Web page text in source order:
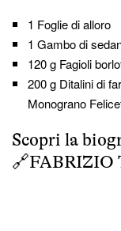
1 Foglie di alloro
1 Gambo di
120 g Fagioli
200 g Ditalini di
Monograno
Scopri la
🔗FABRIZIO